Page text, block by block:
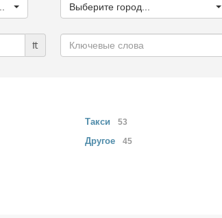
город...
Выберите город...
₶
Ключевые
слова
Такси 53
Другое 45